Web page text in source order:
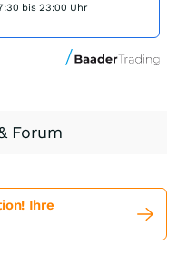
bis 23:00 Uhr
Forum
Ihre